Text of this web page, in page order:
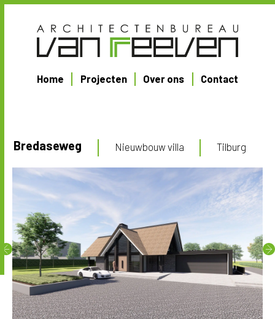
Home Projecten Over ons Contact
Bredaseweg Nieuwbouw villa Tilburg